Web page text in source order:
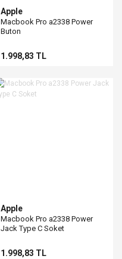
Apple
Macbook Pro a2338 Power
Buton
1.998,83 TL
Apple
Macbook Pro a2338 Power
Jack Type C Soket
1.998,83 TL